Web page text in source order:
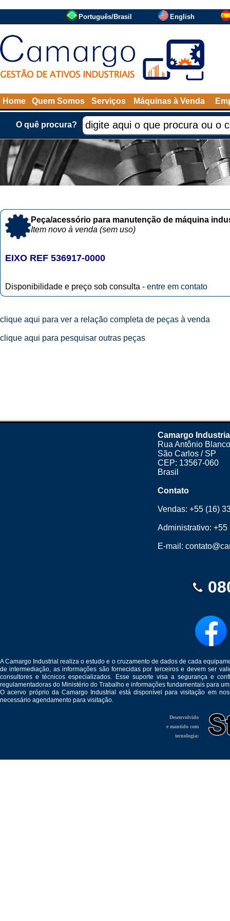
Português/Brasil English
Home Quem Somos Serviços Máquinas à Venda
O quê procura?
Peça/acessório para manutenção de máquina
Item novo à venda (sem uso)
EIXO REF 536917-0000
Disponibilidade e preço sob consulta - entre em contato
clique aqui para ver a relação completa de peças à venda
clique aqui para pesquisar outras peças
Camargo
Rua Antônio
São Carlos / SP
CEP: 13567-060
Brasil
Contato
Vendas:+55 (16)
Administrativo:+55
E-mail:
A Camargo Industrial realiza o estudo e o cruzamento de dados de cada
de intermediação, as informações são fornecidas por terceiros e devem ser
consultores e técnicos especializados. Esse suporte visa a segurança e
regulamentadoras do Ministério do Trabalho e informações fundamentais para
O acervo próprio da Camargo Industrial está disponível para visitação em
necessário agendamento para visitação.
Desenvolvido
e mantido com
tecnologia: